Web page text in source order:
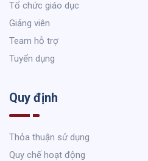
Tổ chức giáo dục
Giảng viên
Team hỗ trợ
Tuyển dụng
Quy định
Thỏa thuận sử dụng
Quy chế hoạt động